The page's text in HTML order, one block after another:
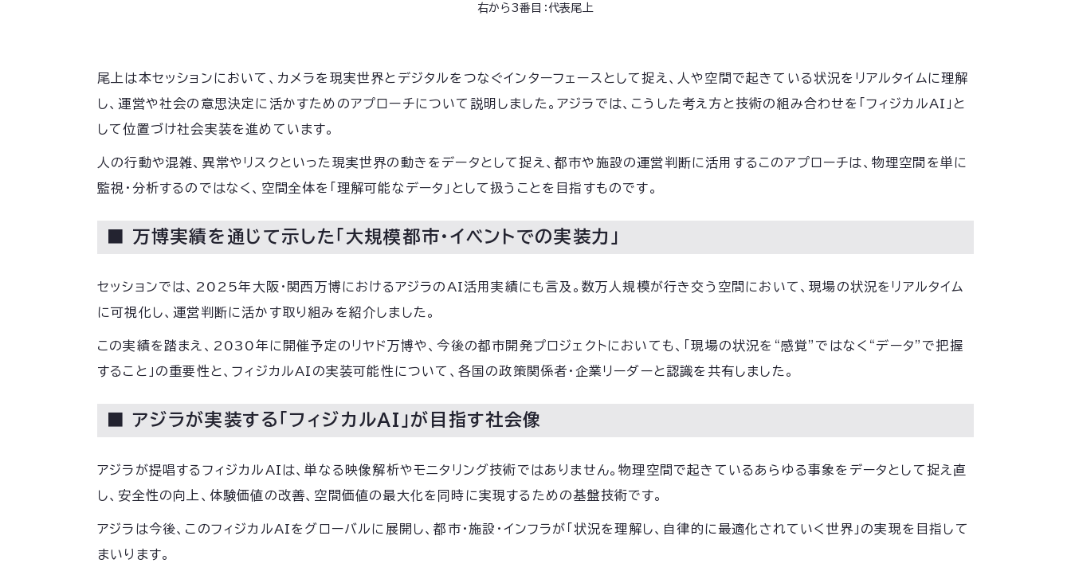
右から3番目：代表尾上
尾上は本セッションにおいて、カメラを現実世界とデジタルをつなぐインターフェースとして捉え、人や空間で起きている状況をリアルタイムに理解
し、運営や社会の意思決定に活かすためのアプローチについて説明しました。アジラでは、こうした考え方と技術の組み合わせを「フィジカルAI」と
して位置づけ社会実装を進めています。
人の行動や混雑、異常やリスクといった現実世界の動きをデータとして捉え、都市や施設の運営判断に活用するこのアプローチは、物理空間を単に
監視・分析するのではなく、空間全体を「理解可能なデータ」として扱うことを目指すものです。
■ 万博実績を通じて示した「大規模都市・イベントでの実装力」
セッションでは、2025年大阪・関西万博におけるアジラのAI活用実績にも言及。数万人規模が行き交う空間において、現場の状況をリアルタイム
に可視化し、運営判断に活かす取り組みを紹介しました。
この実績を踏まえ、2030年に開催予定のリヤド万博や、今後の都市開発プロジェクトにおいても、「現場の状況を“感覚”ではなく“データ”で把握
すること」の重要性と、フィジカルAIの実装可能性について、各国の政策関係者・企業リーダーと認識を共有しました。
■ アジラが実装する「フィジカルAI」が目指す社会像
アジラが提唱するフィジカルAIは、単なる映像解析やモニタリング技術ではありません。物理空間で起きているあらゆる事象をデータとして捉え直
し、安全性の向上、体験価値の改善、空間価値の最大化を同時に実現するための基盤技術です。
アジラは今後、このフィジカルAIをグローバルに展開し、都市・施設・インフラが「状況を理解し、自律的に最適化されていく世界」の実現を目指して
まいります。